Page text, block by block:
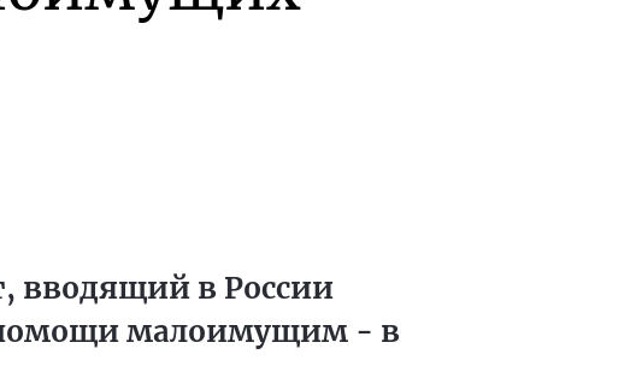
вводящий в России
помощи малоимущим - в